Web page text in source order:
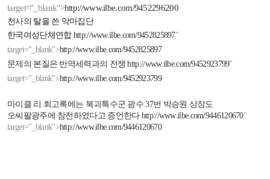
target="_blank">http://www.ilbe.com/9452296200
천사의 탈을 쓴 악마집단
한국여성단체연합 http://www.ilbe.com/9452825897"
target="_blank">http://www.ilbe.com/9452825897
문제의 본질은 반역세력과의 전쟁 http://www.ilbe.com/9452923799"
target="_blank">http://www.ilbe.com/9452923799
마이클 리 회고록에는 북괴특수군 광수 37번 박승원 상장도
오씨팔광주에 참전하였다고 증언한다 http://www.ilbe.com/9446120670"
target="_blank">http://www.ilbe.com/9446120670